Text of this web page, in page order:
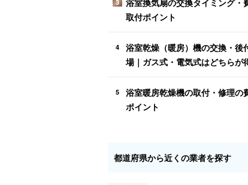
3
浴室換気扇の交換タイミング・
取付ポイント
4
浴室乾燥（暖房）機の交換・後
場｜ガス式・電気式はどちらが
5
浴室暖房乾燥機の取付・修理の
ポイント
都道府県から近くの業者を探す